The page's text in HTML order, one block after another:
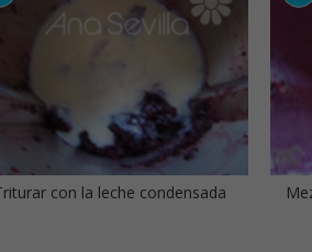
con la leche condensada